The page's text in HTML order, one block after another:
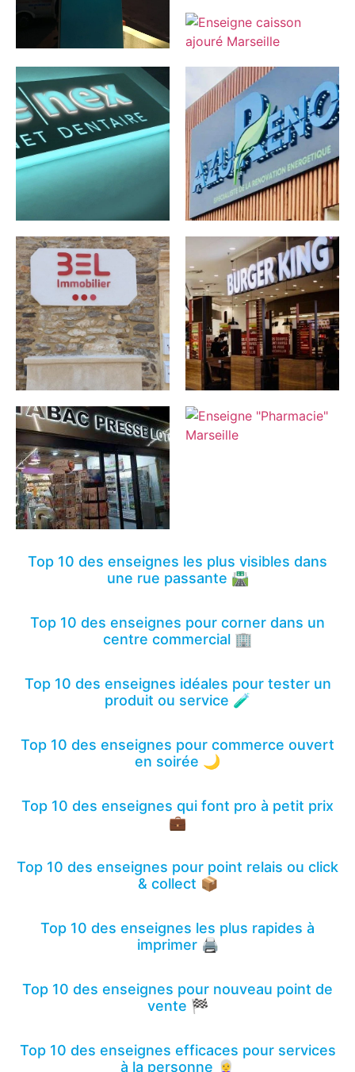
Top 10 des enseignes les plus visibles dans
une rue passante 🛣️
Top 10 des enseignes pour corner dans un
centre commercial 🏢
Top 10 des enseignes idéales pour tester un
produit ou service 🧪
Top 10 des enseignes pour commerce ouvert
en soirée 🌙
Top 10 des enseignes qui font pro à petit prix
💼
Top 10 des enseignes pour point relais ou click
& collect 📦
Top 10 des enseignes les plus rapides à
imprimer 🖨️
Top 10 des enseignes pour nouveau point de
vente 🏁
Top 10 des enseignes efficaces pour services
à la personne 👩‍🦳